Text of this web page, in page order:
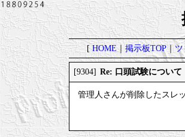
[HOME｜掲示板TOP｜ツ
[9304] Re: 口頭試験について
管理人さんが削除したスレ